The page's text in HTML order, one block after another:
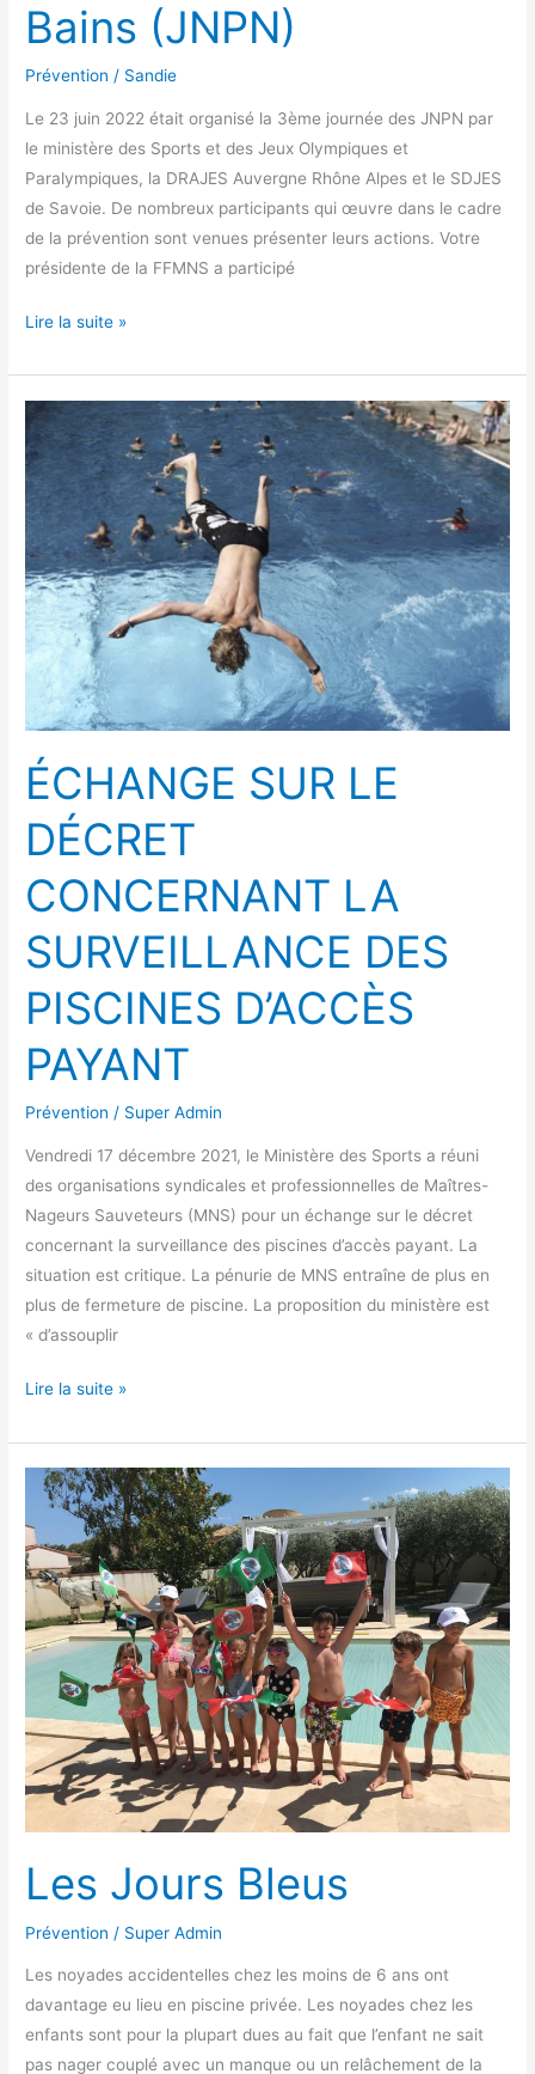
Bains (JNPN)
Prévention / Sandie
Le 23 juin 2022 était organisé la 3ème journée des JNPN par
le ministère des Sports et des Jeux Olympiques et
Paralympiques, la DRAJES Auvergne Rhône Alpes et le SDJES
de Savoie. De nombreux participants qui œuvre dans le cadre
de la prévention sont venues présenter leurs actions. Votre
présidente de la FFMNS a participé
Lire la suite »
ÉCHANGE SUR LE
DÉCRET
CONCERNANT LA
SURVEILLANCE DES
PISCINES D’ACCÈS
PAYANT
Prévention / Super Admin
Vendredi 17 décembre 2021, le Ministère des Sports a réuni
des organisations syndicales et professionnelles de Maîtres-
Nageurs Sauveteurs (MNS) pour un échange sur le décret
concernant la surveillance des piscines d’accès payant. La
situation est critique. La pénurie de MNS entraîne de plus en
plus de fermeture de piscine. La proposition du ministère est
« d’assouplir
ÉCHANGE
SUR
LE
DÉCRET
CONCERNANT
LA
SURVEILLANCE
DES
PISCINES
D’ACCÈS
PAYANT
Lire la suite »
Les Jours Bleus
Prévention / Super Admin
Les noyades accidentelles chez les moins de 6 ans ont
davantage eu lieu en piscine privée. Les noyades chez les
enfants sont pour la plupart dues au fait que l’enfant ne sait
pas nager couplé avec un manque ou un relâchement de la
Les
Jours
Bleus